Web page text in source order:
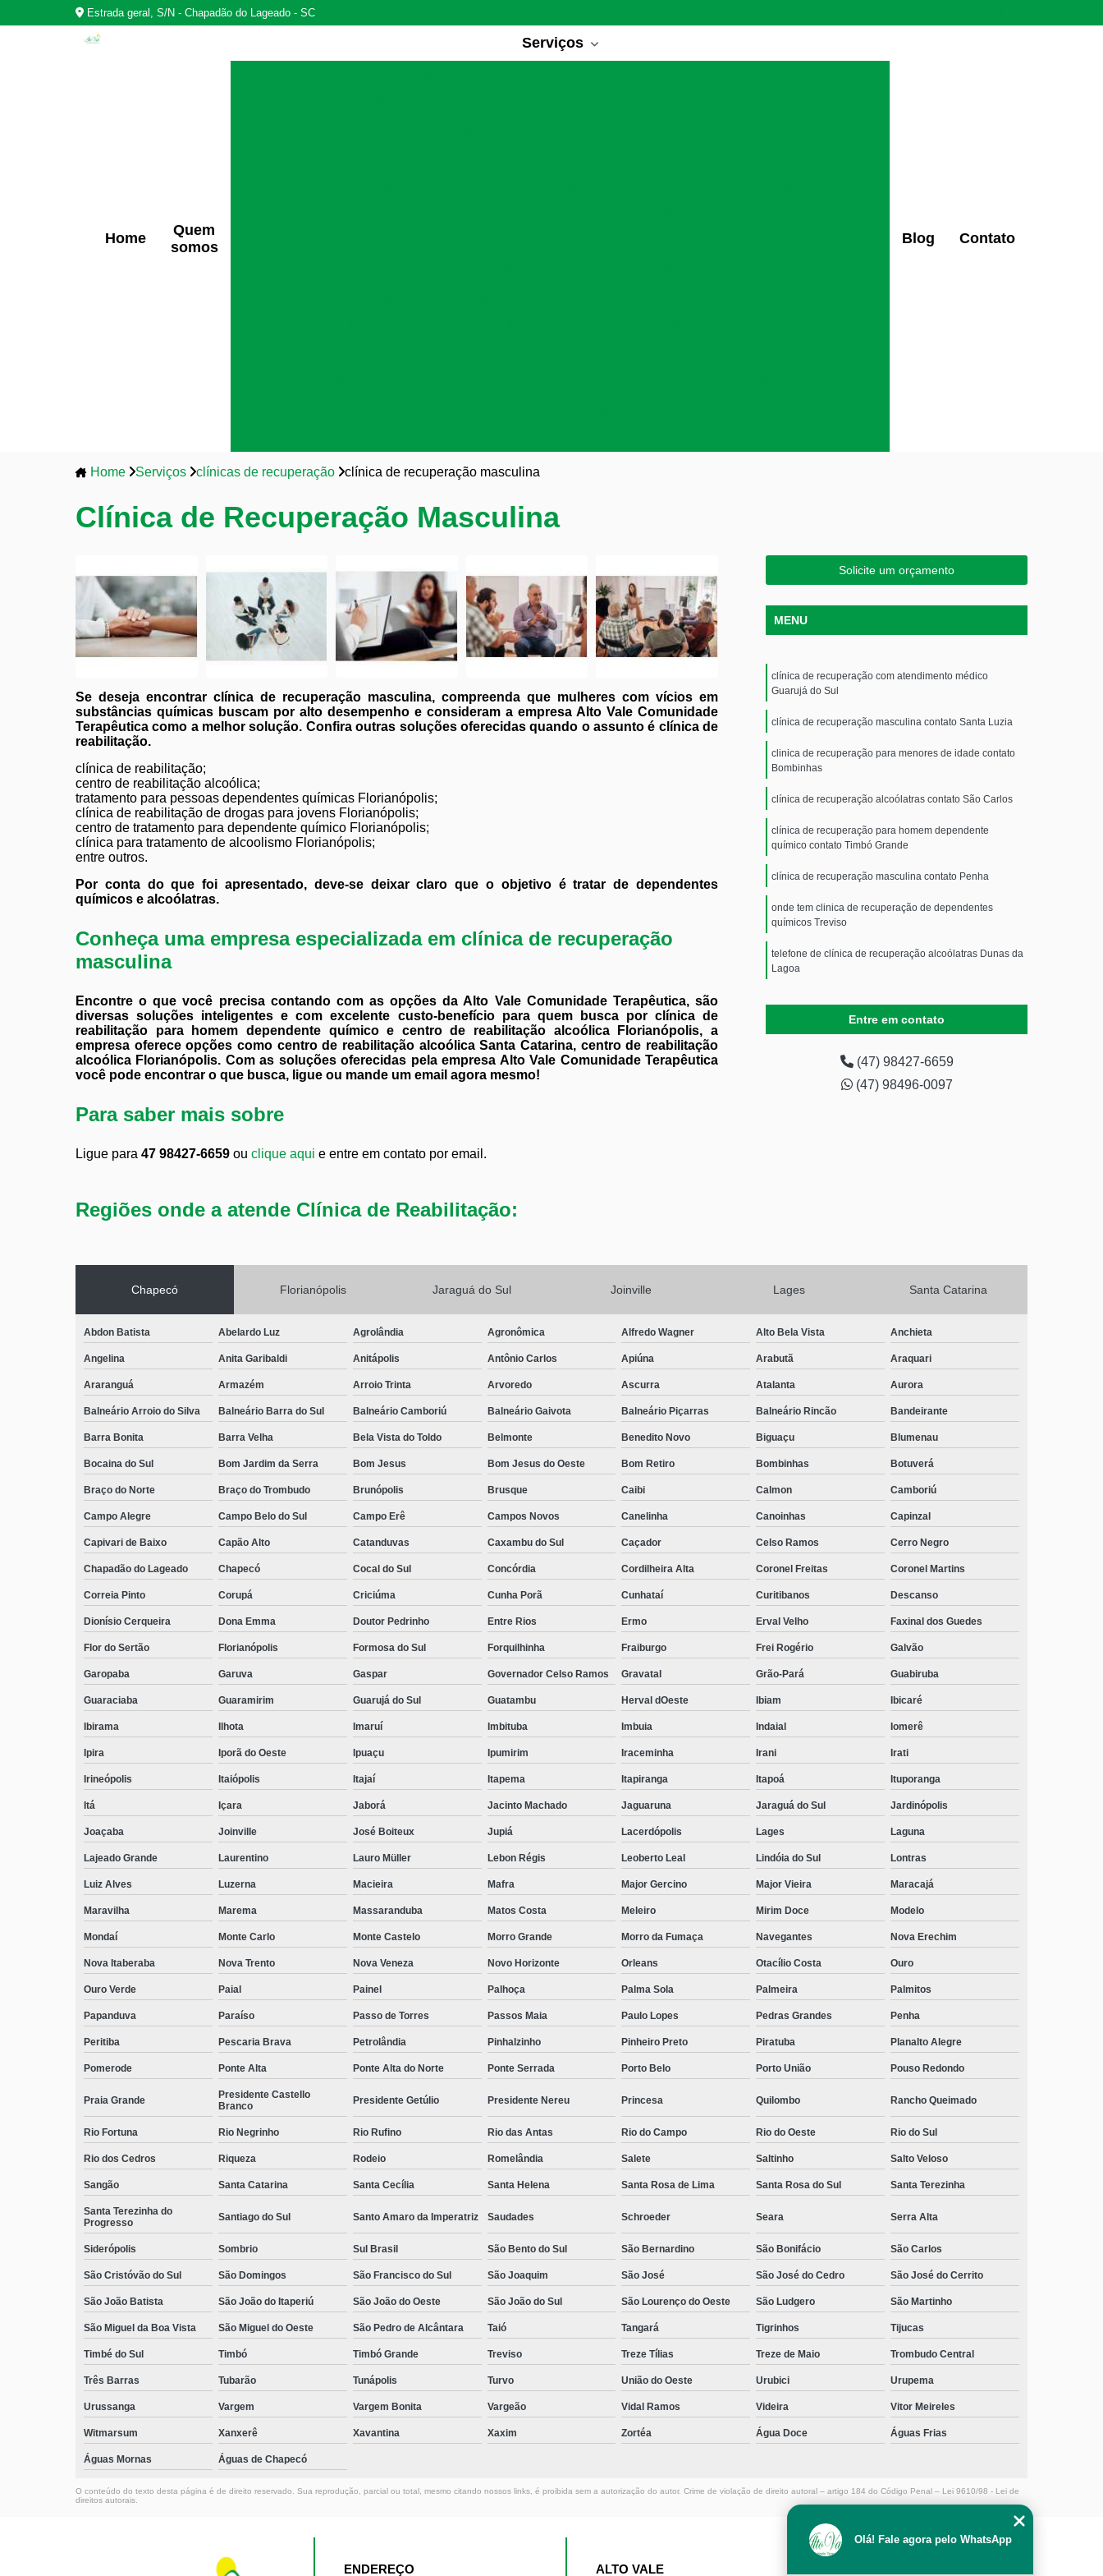
Estrada geral, S/N - Chapadão do Lageado - SC
Home
Quem
somos
Serviços
Blog Contato
Home Serviços clínicas de recuperação clínica de recuperação masculina
Clínica de Recuperação Masculina
Se deseja encontrar clínica de recuperação masculina, compreenda que mulheres com vícios em
substâncias químicas buscam por alto desempenho e consideram a empresa Alto Vale Comunidade
Terapêutica como a melhor solução. Confira outras soluções oferecidas quando o assunto é clínica de
reabilitação.
clínica de reabilitação;
centro de reabilitação alcoólica;
tratamento para pessoas dependentes químicas Florianópolis;
clínica de reabilitação de drogas para jovens Florianópolis;
centro de tratamento para dependente químico Florianópolis;
clínica para tratamento de alcoolismo Florianópolis;
entre outros.
Por conta do que foi apresentado, deve-se deixar claro que o objetivo é tratar de dependentes
químicos e alcoólatras.
Conheça uma empresa especializada em clínica de recuperação
masculina
Encontre o que você precisa contando com as opções da Alto Vale Comunidade Terapêutica, são
diversas soluções inteligentes e com excelente custo-benefício para quem busca por clínica de
reabilitação para homem dependente químico e centro de reabilitação alcoólica Florianópolis, a
empresa oferece opções como centro de reabilitação alcoólica Santa Catarina, centro de reabilitação
alcoólica Florianópolis. Com as soluções oferecidas pela empresa Alto Vale Comunidade Terapêutica
você pode encontrar o que busca, ligue ou mande um email agora mesmo!
Para saber mais sobre
Ligue para 47 98427-6659 ou clique aqui e entre em contato por email.
Solicite um orçamento
MENU
clínica de recuperação com atendimento médico
Guarujá do Sul
clínica de recuperação masculina contato Santa Luzia
clinica de recuperação para menores de idade contato
Bombinhas
clínica de recuperação alcoólatras contato São Carlos
clínica de recuperação para homem dependente
químico contato Timbó Grande
clínica de recuperação masculina contato Penha
onde tem clinica de recuperação de dependentes
químicos Treviso
telefone de clínica de recuperação alcoólatras Dunas da
Lagoa
onde tem clínica de recuperação masculina Pantanal
Abrigo
telefone de clinica de recuperação para menores de
telefone de clinica de recuperação para menores de
idade Jacinto Machado
onde tem clínica de recuperação para homem
clínica de recuperação alcoólatras contato Ratones
onde tem clínica de recuperação para terceira idade
Retiro
clínica de recuperação com atendimento médico contato
Campeche Central
Saudades
clinica de recuperação de dependentes químicos
contato Tangará
onde tem clínica de recuperação para jovens drogados
clinica de recuperação Palmital
telefone de clínica de recuperação com atendimento
clínica de recuperação para jovens drogados Araucária
clínica de recuperação para jovens drogados contato
telefone de clínica de recuperação para homem
dependente químico Otacílio Costa
clínica de recuperação para terceira idade contato
Autódromo
telefone de clínica de recuperação para jovens
drogados Autódromo
onde tem clinica de recuperação para menores de
onde tem clinica de recuperação de dependentes
químicos Santinho
clínica de recuperação alcoólatras Descanso
clínica de recuperação para terceira idade Autódromo
onde tem clinica de recuperação de alcoólatras Ponte
Alta do Norte
clinica de recuperação para menores de idade Benedito
Novo
clinica de recuperação para menores de idade
Morrinhos
clínica de recuperação para terceira idade Mafra
clinica de recuperação de alcoólatras Pedregal
clínica de recuperação masculina Cachoeira do Bom
Jesus
telefone de clinica de recuperação de alcoólatras Ponta
das Canas
telefone de clinica de recuperação de dependentes
químicos Pescaria Brava
Entre em contato
(47) 98427-6659
(47) 98496-0097
Regiões onde a atende Clínica de Reabilitação:
Chapecó Florianópolis Jaraguá do Sul Joinville Lages Santa Catarina
Abdon Batista Abelardo Luz Agrolândia Agronômica Alfredo Wagner Alto Bela Vista Anchieta
Angelina Anita Garibaldi Anitápolis Antônio Carlos Apiúna Arabutã Araquari
Araranguá Armazém Arroio Trinta Arvoredo Ascurra Atalanta Aurora
Balneário Arroio do Silva Balneário Barra do Sul Balneário Camboriú Balneário Gaivota Balneário Piçarras Balneário Rincão Bandeirante
Barra Bonita Barra Velha Bela Vista do Toldo Belmonte Benedito Novo Biguaçu Blumenau
Bocaina do Sul Bom Jardim da Serra Bom Jesus Bom Jesus do Oeste Bom Retiro Bombinhas Botuverá
Braço do Norte Braço do Trombudo Brunópolis Brusque Caibi Calmon Camboriú
Campo Alegre Campo Belo do Sul Campo Erê Campos Novos Canelinha Canoinhas Capinzal
Capivari de Baixo Capão Alto Catanduvas Caxambu do Sul Caçador Celso Ramos Cerro Negro
Chapadão do Lageado Chapecó Cocal do Sul Concórdia Cordilheira Alta Coronel Freitas Coronel Martins
Correia Pinto Corupá Criciúma Cunha Porã Cunhataí Curitibanos Descanso
Dionísio Cerqueira Dona Emma Doutor Pedrinho Entre Rios Ermo Erval Velho Faxinal dos Guedes
Flor do Sertão Florianópolis Formosa do Sul Forquilhinha Fraiburgo Frei Rogério Galvão
Garopaba Garuva Gaspar Governador Celso Ramos Gravatal Grão-Pará Guabiruba
Guaraciaba Guaramirim Guarujá do Sul Guatambu Herval dOeste Ibiam Ibicaré
Ibirama Ilhota Imaruí Imbituba Imbuia Indaial Iomerê
Ipira Iporã do Oeste Ipuaçu Ipumirim Iraceminha Irani Irati
Irineópolis Itaiópolis Itajaí Itapema Itapiranga Itapoá Ituporanga
Itá Içara Jaborá Jacinto Machado Jaguaruna Jaraguá do Sul Jardinópolis
Joaçaba Joinville José Boiteux Jupiá Lacerdópolis Lages Laguna
Lajeado Grande Laurentino Lauro Müller Lebon Régis Leoberto Leal Lindóia do Sul Lontras
Luiz Alves Luzerna Macieira Mafra Major Gercino Major Vieira Maracajá
Maravilha Marema Massaranduba Matos Costa Meleiro Mirim Doce Modelo
Mondaí Monte Carlo Monte Castelo Morro Grande Morro da Fumaça Navegantes Nova Erechim
Nova Itaberaba Nova Trento Nova Veneza Novo Horizonte Orleans Otacílio Costa Ouro
Ouro Verde Paial Painel Palhoça Palma Sola Palmeira Palmitos
Papanduva Paraíso Passo de Torres Passos Maia Paulo Lopes Pedras Grandes Penha
Peritiba Pescaria Brava Petrolândia Pinhalzinho Pinheiro Preto Piratuba Planalto Alegre
Pomerode Ponte Alta Ponte Alta do Norte Ponte Serrada Porto Belo Porto União Pouso Redondo
Praia Grande
Presidente Castello
Branco
Presidente Getúlio Presidente Nereu Princesa Quilombo Rancho Queimado
Rio Fortuna Rio Negrinho Rio Rufino Rio das Antas Rio do Campo Rio do Oeste Rio do Sul
Rio dos Cedros Riqueza Rodeio Romelândia Salete Saltinho Salto Veloso
Sangão Santa Catarina Santa Cecília Santa Helena Santa Rosa de Lima Santa Rosa do Sul Santa Terezinha
Santa Terezinha do
Progresso
Santiago do Sul Santo Amaro da Imperatriz Saudades Schroeder Seara Serra Alta
Siderópolis Sombrio Sul Brasil São Bento do Sul São Bernardino São Bonifácio São Carlos
São Cristóvão do Sul São Domingos São Francisco do Sul São Joaquim São José São José do Cedro São José do Cerrito
São João Batista São João do Itaperiú São João do Oeste São João do Sul São Lourenço do Oeste São Ludgero São Martinho
São Miguel da Boa Vista São Miguel do Oeste São Pedro de Alcântara Taió Tangará Tigrinhos Tijucas
Timbé do Sul Timbó Timbó Grande Treviso Treze Tílias Treze de Maio Trombudo Central
Três Barras Tubarão Tunápolis Turvo União do Oeste Urubici Urupema
Urussanga Vargem Vargem Bonita Vargeão Vidal Ramos Videira Vitor Meireles
Witmarsum Xanxerê Xavantina Xaxim Zortéa Água Doce Águas Frias
Águas Mornas Águas de Chapecó
O conteúdo do texto desta página é de direito reservado. Sua reprodução, parcial ou total, mesmo citando nossos links, é proibida sem a autorização do autor. Crime de violação de direito autoral – artigo 184 do Código Penal – Lei 9610/98 - Lei de
direitos autorais
ENDEREÇO ALTO VALE
Olá! Fale agora pelo WhatsApp